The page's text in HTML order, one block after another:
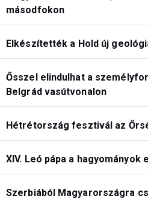
másodfokon
Elkészítették a Hold új
Ősszel elindulhat a
Belgrád vasútvonalon
Hétrétország fesztivál az
XIV. Leó pápa a hagyományok
Szerbiából Magyarországra